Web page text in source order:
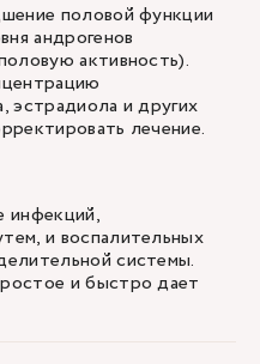
половой функции
андрогенов
активность).
эстрадиола и других
лечение.
инфекций,
и воспалительных
системы.
и быстро дает